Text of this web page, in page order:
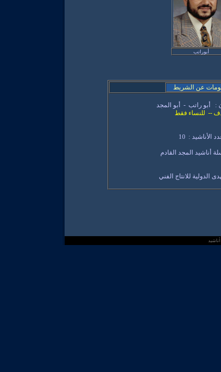
أبوراتب
عن الشريط
:
أبو راتب - أبو المجد
-- للنساء فقط
الأناشيد : 10
أناشيد المجد القادم
الدولية للانتاج الفني